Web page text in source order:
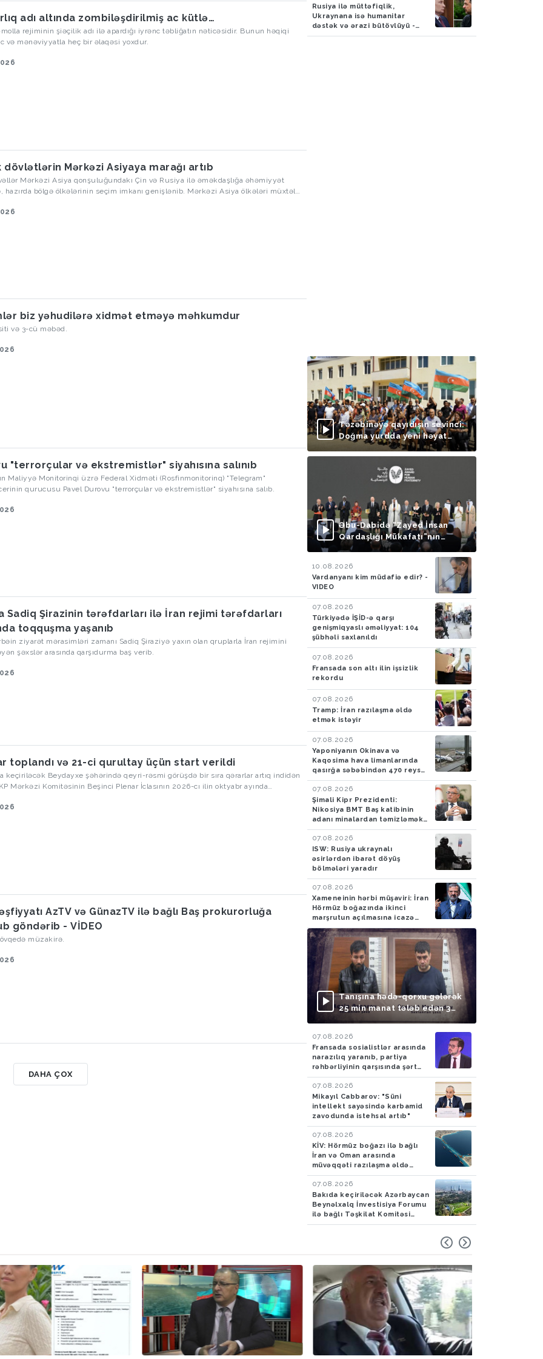
adı altında zombiləşdirilmiş ac kütlə…
rejiminin şiəçilik adı ilə apardığı iyrənc təbliğatın nəticəsidir. Bunun həqiqi
və mənəviyyatla heç bir əlaqəsi yoxdur.
dövlətlərin Mərkəzi Asiyaya marağı artıb
Mərkəzi Asiya qonşuluğundakı Çin və Rusiya ilə əməkdaşlığa əhəmiyyət
hazırda bölgə ölkələrinin seçim imkanı genişlənib. Mərkəzi Asiya ölkələri müxtəlif
edirlər. Bu formatda növbəti sammitin sentyabr ayında Cənubi Koreyanın
biz yəhudilərə xidmət etməyə məhkumdur
və 3-cü məbəd.
"terrorçular və ekstremistlər" siyahısına salınıb
Maliyyə Monitorinqi üzrə Federal Xidməti (Rosfinmonitorinq) "Telegram"
qurucusu Pavel Durovu "terrorçular və ekstremistlər" siyahısına salıb.
Sadiq Şirazinin tərəfdarları ilə İran rejimi tərəfdarları
toqquşma yaşanıb
ziyarət mərasimləri zamanı Sadiq Şiraziyə yaxın olan qruplarla İran rejimini
şəxslər arasında qarşıdurma baş verib.
toplandı və 21-ci qurultay üçün start verildi
Mərkəzi Komitəsinin Beşinci Plenar İclasının 2026-cı ilin oktyabr ayında
olacaq və bu qurultayda rəhbərlikdə böyük dəyişikliklərin baş verəcəyi və Si
AzTV və GünazTV ilə bağlı Baş prokurorluğa
göndərib - VİDEO
müzakirə.
DAHA ÇOX
Rusiya ilə müttəfiqlik,
Ukraynana isə humanitar
dəstək və ərazi bütövlüyü -
VİDEO
Təzəbinəyə qayıdışın sevinci:
Doğma yurdda yeni həyat
başlayır
Əbu-Dabidə “Zayed İnsan
Qardaşlığı Mükafatı”nın
təqdimolunma mərasimi
10.08.2026
Vardanyanı kim müdafiə edir? -
VIDEO
07.08.2026
Türkiyədə İŞİD-ə qarşı
genişmiqyaslı əməliyyat: 104
şübhəli saxlanıldı
07.08.2026
Fransada son altı ilin işsizlik
rekordu
07.08.2026
Tramp: İran razılaşma əldə
etmək istəyir
07.08.2026
Yaponiyanın Okinava və
Kaqosima hava limanlarında
qasırğa səbəbindən 470 reys
ləğv edilib
07.08.2026
Şimali Kipr Prezidenti:
Nikosiya BMT Baş katibinin
adanı minalardan təmizləmək
təklifini rədd edib
07.08.2026
ISW: Rusiya ukraynalı
əsirlərdən ibarət döyüş
bölmələri yaradır
07.08.2026
Xameneinin hərbi müşaviri: İran
Hörmüz boğazında ikinci
marşrutun açılmasına icazə
verməyəcək
Tanışına hədə-qorxu gələrək
25 min manat tələb edən 3
nəfər saxlanılıb
07.08.2026
Fransada sosialistlər arasında
narazılıq yaranıb, partiya
rəhbərliyinin qarşısında şərt
qoyulub
07.08.2026
Mikayıl Cabbarov: "Süni
intellekt sayəsində karbamid
zavodunda istehsal artıb"
07.08.2026
KİV: Hörmüz boğazı ilə bağlı
İran və Oman arasında
müvəqqəti razılaşma əldə
olunub
07.08.2026
Bakıda keçiriləcək Azərbaycan
Beynəlxalq İnvestisiya Forumu
ilə bağlı Təşkilat Komitəsi
yaradılıb